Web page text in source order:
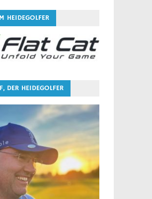
HEIDEGOLFER
DER HEIDEGOLFER